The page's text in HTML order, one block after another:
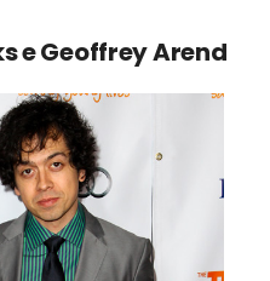
e Geoffrey Arend